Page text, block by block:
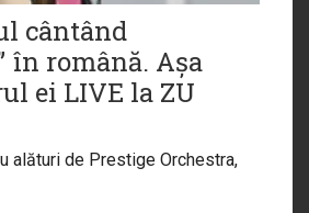
cântând
în română. Așa
ei LIVE la ZU
alături de Prestige Orchestra,